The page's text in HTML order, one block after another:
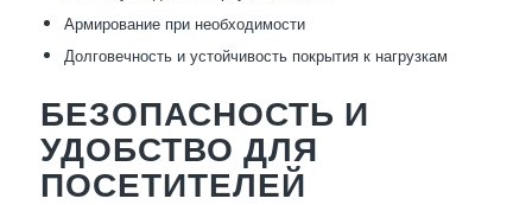
Армирование при необходимости
Долговечность и устойчивость покрытия к нагрузкам
БЕЗОПАСНОСТЬ И
УДОБСТВО ДЛЯ
ПОСЕТИТЕЛЕЙ